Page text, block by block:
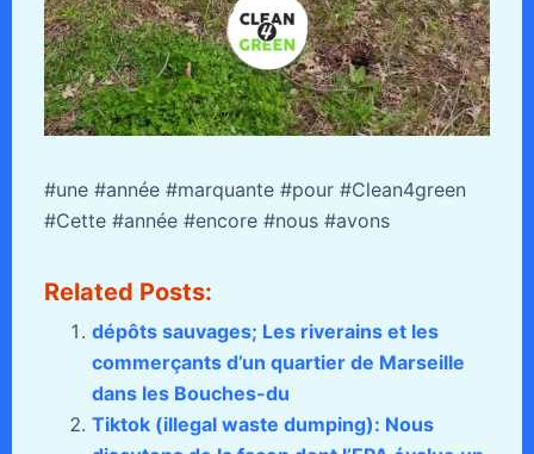
#une #année #marquante #pour #Clean4green
#Cette #année #encore #nous #avons
Related Posts:
dépôts sauvages; Les riverains et les
commerçants d’un quartier de Marseille
dans les Bouches-du
Tiktok (illegal waste dumping): Nous